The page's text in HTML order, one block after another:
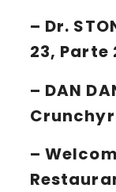
– Dr.
23,
– DAN
–